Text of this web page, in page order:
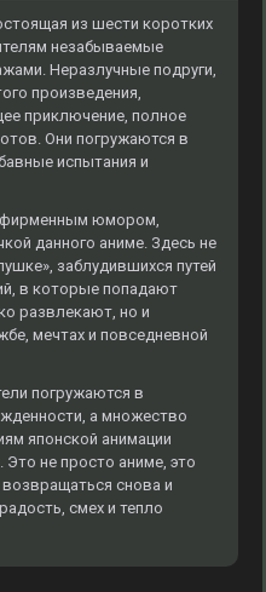
из шести коротких
незабываемые
Неразлучные подруги,
произведения,
приключение, полное
Они погружаются в
испытания и
фирменным юмором,
данного аниме. Здесь не
заблудившихся путей
в которые попадают
развлекают, но и
мечтах и повседневной
погружаются в
а множество
японской анимации
не просто аниме, это
снова и
смех и тепло